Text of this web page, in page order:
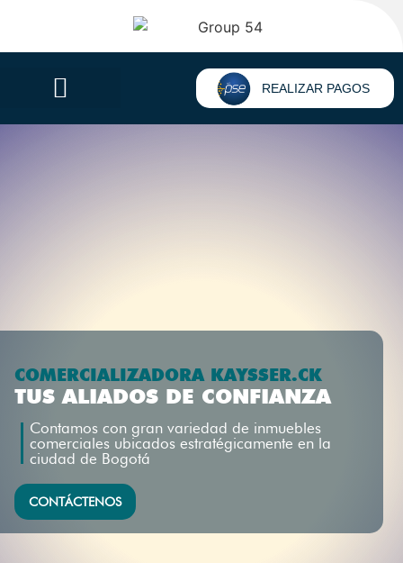
REALIZAR PAGOS
COMERCIALIZADORA KAYSSER.CK
TUS ALIADOS DE CONFIANZA
Contamos con gran variedad de inmuebles
comerciales ubicados estratégicamente en la
ciudad de Bogotá
CONTÁCTENOS